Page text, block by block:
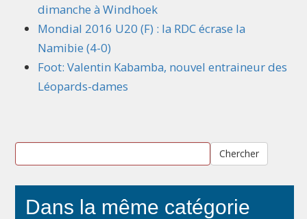
dimanche à Windhoek
Mondial 2016 U20 (F) : la RDC écrase la
Namibie (4-0)
Foot: Valentin Kabamba, nouvel entraineur des
Léopards-dames
Chercher
Dans la même catégorie